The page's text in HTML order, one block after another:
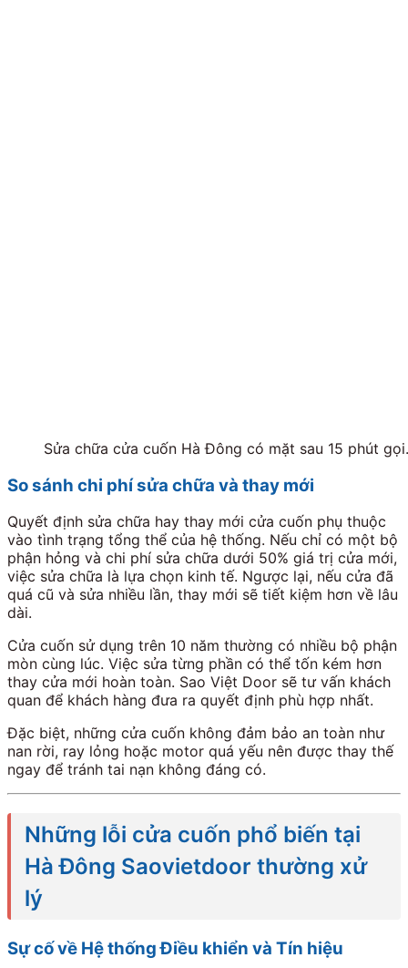
Sửa chữa cửa cuốn Hà Đông có mặt sau 15 phút gọi.
So sánh chi phí sửa chữa và thay mới
Quyết định sửa chữa hay thay mới cửa cuốn phụ thuộc
vào tình trạng tổng thể của hệ thống. Nếu chỉ có một bộ
phận hỏng và chi phí sửa chữa dưới 50% giá trị cửa mới,
việc sửa chữa là lựa chọn kinh tế. Ngược lại, nếu cửa đã
quá cũ và sửa nhiều lần, thay mới sẽ tiết kiệm hơn về lâu
dài.
Cửa cuốn sử dụng trên 10 năm thường có nhiều bộ phận
mòn cùng lúc. Việc sửa từng phần có thể tốn kém hơn
thay cửa mới hoàn toàn. Sao Việt Door sẽ tư vấn khách
quan để khách hàng đưa ra quyết định phù hợp nhất.
Đặc biệt, những cửa cuốn không đảm bảo an toàn như
nan rời, ray lỏng hoặc motor quá yếu nên được thay thế
ngay để tránh tai nạn không đáng có.
Những lỗi cửa cuốn phổ biến tại
Hà Đông Saovietdoor thường xử
lý
Sự cố về Hệ thống Điều khiển và Tín hiệu